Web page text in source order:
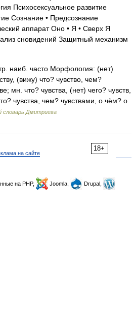
Психосексуальное развитие
Сознание • Предсознание
аппарат Оно • Я • Сверх Я
сновидений Защитный механизм
наиб. часто Морфология: (нет)
(вижу) что? чувство, чем?
мн. что? чувства, (нет) чего? чувств,
чувства, чем? чувствами, о чём? о
словарь Дмитриева
18+
на сайте
на PHP, Joomla,
Drupal,